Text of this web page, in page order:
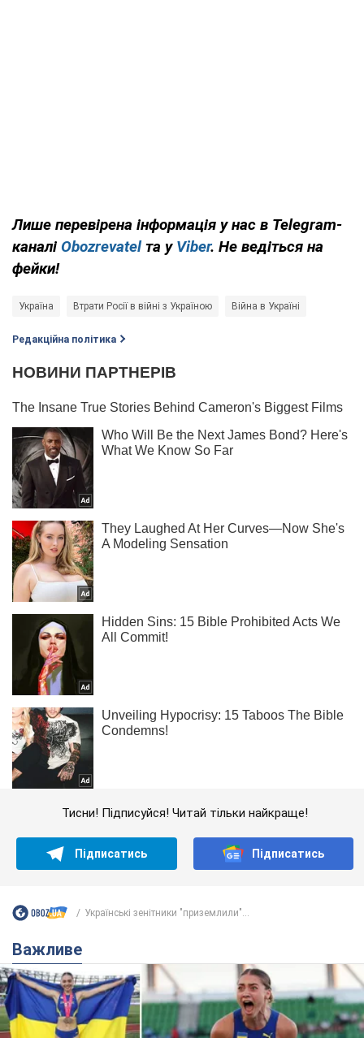
Лише перевірена інформація у нас в Telegram-
каналі Obozrevatelта у Viber. Не ведіться на
фейки!
Україна Втрати Росії в війні з Україною Війна в Україні
Редакційна політика
Тисни! Підписуйся! Читай тільки найкраще!
Підписатись Підписатись
Українські зенітники "приземлили"...
Важливе